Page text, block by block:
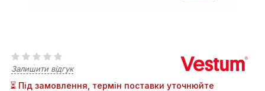
Залишити відгук
⏳ Під замовлення, термін поставки уточнюйте